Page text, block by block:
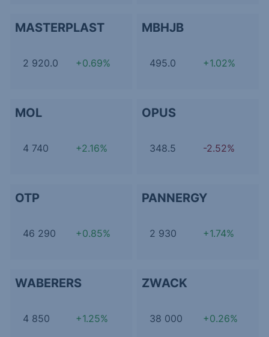
MASTERPLAST
2 920.0 +0.69%
MBHJB
495.0 +1.02%
MOL
4 740 +2.16%
OPUS
348.5 -2.52%
OTP
46 290 +0.85%
PANNERGY
2 930 +1.74%
WABERERS
4 850 +1.25%
ZWACK
38 000 +0.26%